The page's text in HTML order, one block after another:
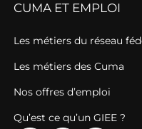
CUMA ET EMPLOI
Les métiers du réseau
Les métiers des Cuma
Nos offres d’emploi
Qu’est ce qu’un GIEE ?